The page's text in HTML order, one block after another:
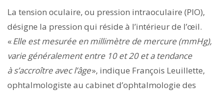
La tension oculaire, ou pression intraoculaire (PIO),
désigne la pression qui réside à l’intérieur de l’œil.
«Elle est mesurée en millimètre de mercure (mmHg),
varie généralement entre 10 et 20 et a tendance
à s’accroître avec l’âge», indique François Leuillette,
ophtalmologiste au cabinet d’ophtalmologie des